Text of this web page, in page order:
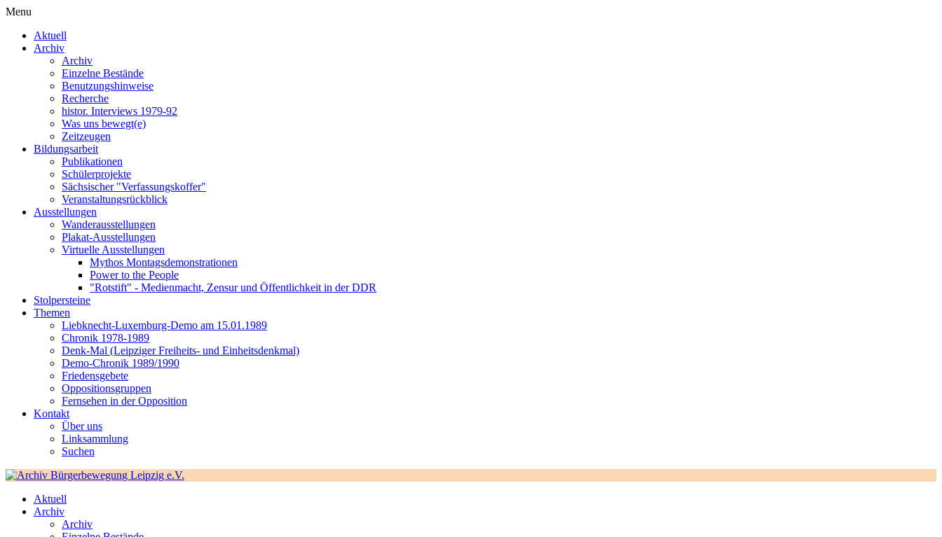
Menu
Aktuell
Archiv
Archiv
Einzelne Bestände
Benutzungshinweise
Recherche
histor. Interviews 1979-92
Was uns bewegt(e)
Zeitzeugen
Bildungsarbeit
Publikationen
Schülerprojekte
Sächsischer "Verfassungskoffer"
Veranstaltungsrückblick
Ausstellungen
Wanderausstellungen
Plakat-Ausstellungen
Virtuelle Ausstellungen
Mythos Montagsdemonstrationen
Power to the People
"Rotstift" - Medienmacht, Zensur und Öffentlichkeit in der DDR
Stolpersteine
Themen
Liebknecht-Luxemburg-Demo am 15.01.1989
Chronik 1978-1989
Denk-Mal (Leipziger Freiheits- und Einheitsdenkmal)
Demo-Chronik 1989/1990
Friedensgebete
Oppositionsgruppen
Fernsehen in der Opposition
Kontakt
Über uns
Linksammlung
Suchen
Aktuell
Archiv
Archiv